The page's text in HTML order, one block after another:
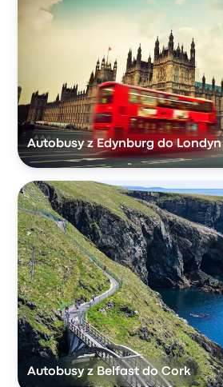
Autobusy z Edynburg do Londyn
Autobusy z Belfast do Cork